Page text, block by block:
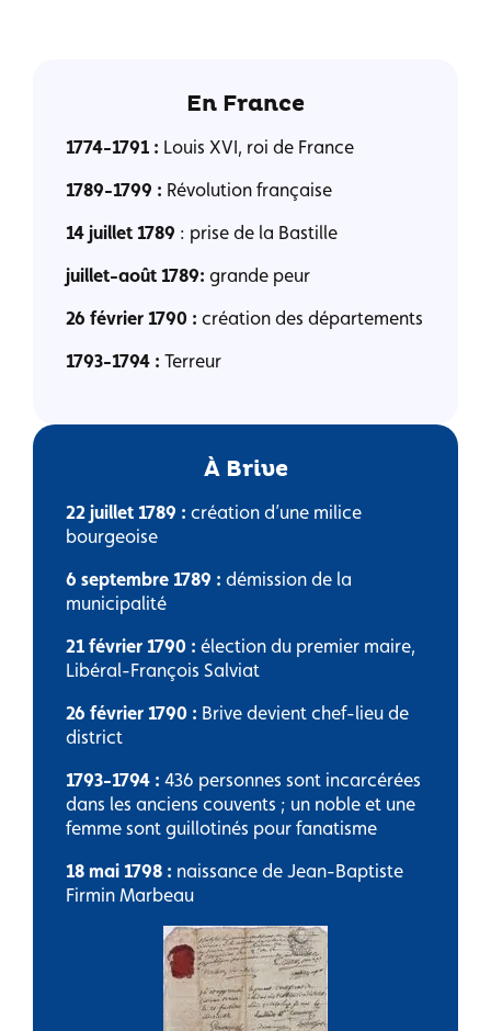
En France
1774-1791 : Louis XVI, roi de France
1789-1799 : Révolution française
14 juillet 1789 : prise de la Bastille
juillet-août 1789: grande peur
26 février 1790 : création des départements
1793-1794 : Terreur
À Brive
22 juillet 1789 : création d’une milice
bourgeoise
6 septembre 1789 : démission de la
municipalité
21 février 1790 : élection du premier maire,
Libéral-François Salviat
26 février 1790 : Brive devient chef-lieu de
district
1793-1794 : 436 personnes sont incarcérées
dans les anciens couvents ; un noble et une
femme sont guillotinés pour fanatisme
18 mai 1798 : naissance de Jean-Baptiste
Firmin Marbeau